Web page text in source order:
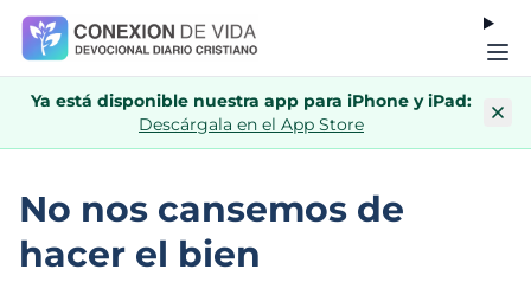
Ya está disponible nuestra app para iPhone y iPad:
Descárgala en el App Store
No nos cansemos de
hacer el bien